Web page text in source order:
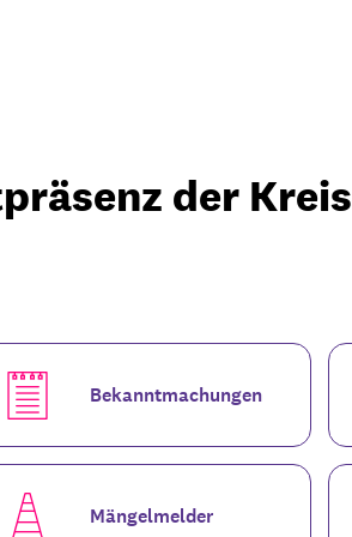
der
Bekanntmachungen
Mängelmelder